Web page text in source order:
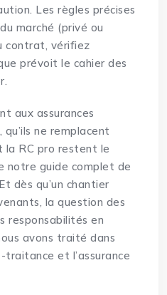
Les règles précises
marché (privé ou
contrat, vérifiez
prévoit le cahier des
aux assurances
ne remplacent
la RC pro restent le
notre guide complet de
dès qu’un chantier
la question des
responsabilités en
avons traité dans
traitance et l’assurance